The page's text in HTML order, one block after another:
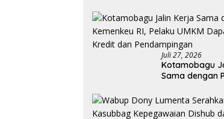
Angkatan
Juli 27, 2026
Kotamobagu
Sama dengan
Dapat Akses
Pendampingan